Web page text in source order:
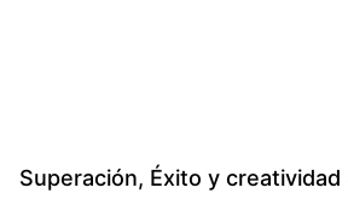
Superación Éxito y creatividad